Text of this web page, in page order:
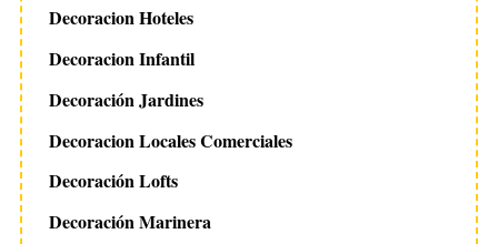
Decoracion Hoteles
Decoracion Infantil
Decoración Jardines
Decoracion Locales Comerciales
Decoración Lofts
Decoración Marinera